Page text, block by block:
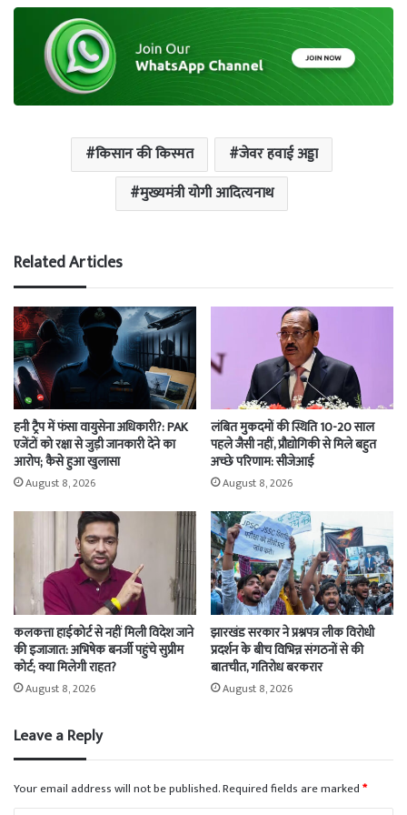
किसान की किस्मत
जेवर हवाई अड्डा
मुख्यमंत्री योगी आदित्यनाथ
Related Articles
हनी ट्रैप में फंसा वायुसेना अधिकारी?: PAK
एजेंटों को रक्षा से जुड़ी जानकारी देने का
आरोप; कैसे हुआ खुलासा
August 8, 2026
लंबित मुकदमों की स्थिति 10-20 साल
पहले जैसी नहीं, प्रौद्योगिकी से मिले बहुत
अच्छे परिणाम: सीजेआई
August 8, 2026
कलकत्ता हाईकोर्ट से नहीं मिली विदेश जाने
की इजाजात: अभिषेक बनर्जी पहुंचे सुप्रीम
कोर्ट; क्या मिलेगी राहत?
August 8, 2026
झारखंड सरकार ने प्रश्नपत्र लीक विरोधी
प्रदर्शन के बीच विभिन्न संगठनों से की
बातचीत, गतिरोध बरकरार
August 8, 2026
Leave a Reply
Your email address will not be published.Required fields are marked*